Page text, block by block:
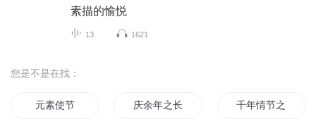
素描的愉悦
13 1621
您是不是在找：
元素使节 庆余年之长歌行 千年情节之三生